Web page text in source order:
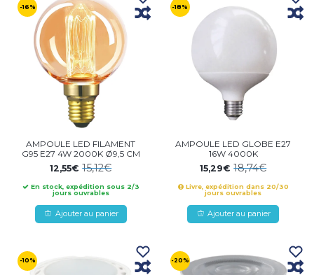
-16%
AMPOULE LED FILAMENT
G95 E27 4W 2000K Ø9,5 CM
12,55€15,12€
En stock, expédition sous 2/3
jours ouvrables
Ajouter au panier
-18%
AMPOULE LED GLOBE E27
16W 4000K
15,29€18,74€
Livre, expédition dans 20/30
jours ouvrables
Ajouter au panier
-10% -20%